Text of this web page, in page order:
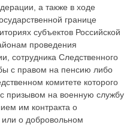
а также в ходе
границе
субъектов Российской
проведения
сотрудника Следственного
с правом на пенсию либо
комитете которого
призывом на военную службу
им контракта о
о добровольном